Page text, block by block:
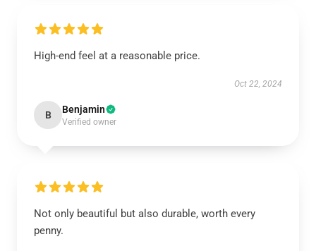
High-end feel at a reasonable price.
Oct 22, 2024
B Benjamin
Verified owner
Not only beautiful but also durable, worth every
penny.